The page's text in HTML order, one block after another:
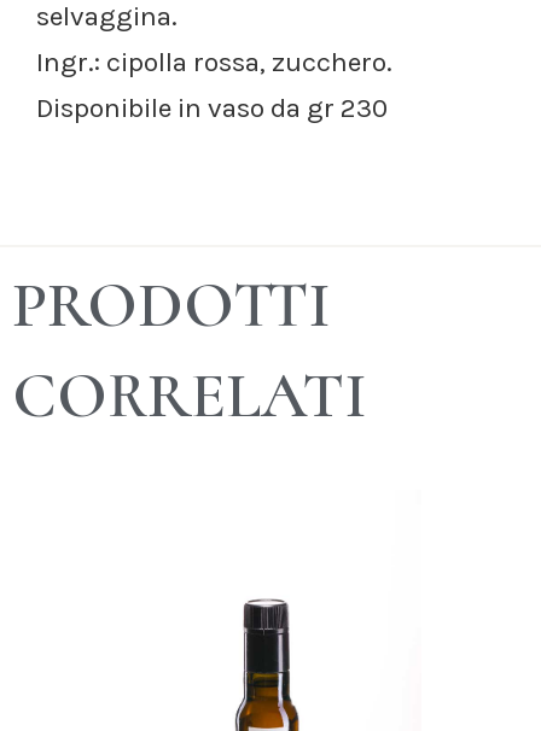
selvaggina.
Ingr.: cipolla rossa, zucchero.
Disponibile in vaso da gr 230
PRODOTTI
CORRELATI